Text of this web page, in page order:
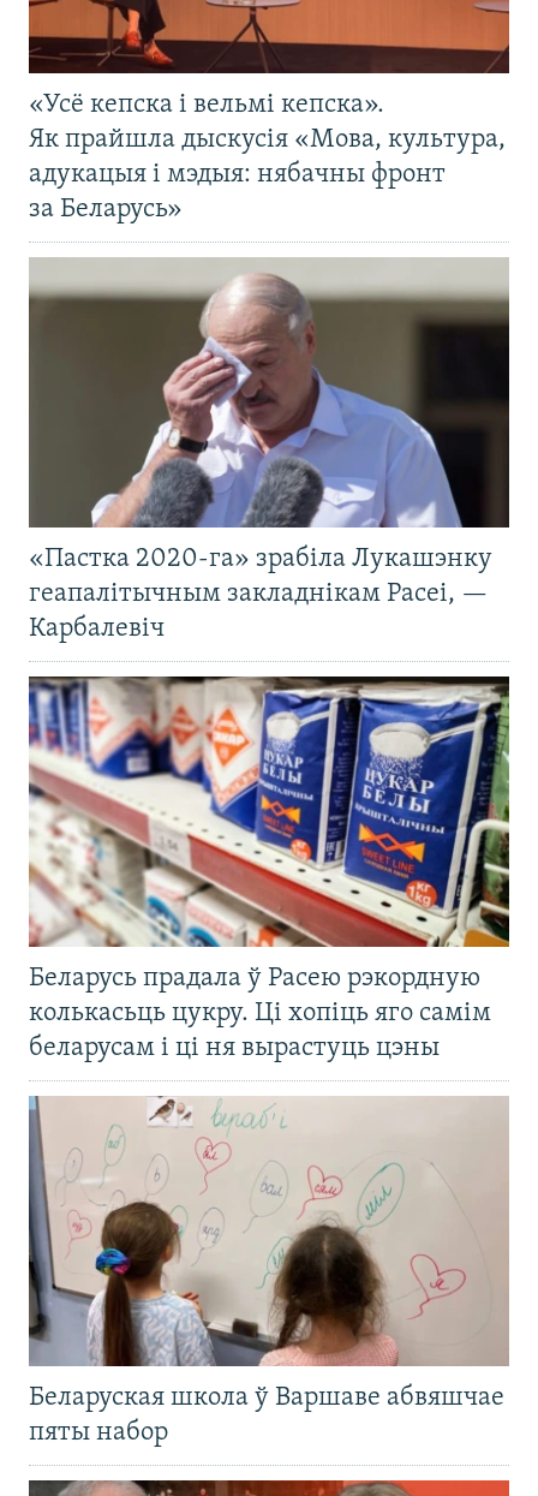
«Усё кепска і вельмі кепска».
Як прайшла дыскусія «Мова, культура,
адукацыя і мэдыя: нябачны фронт
за Беларусь»
«Пастка 2020-га» зрабіла Лукашэнку
геапалітычным закладнікам Расеі, —
Карбалевіч
Беларусь прадала ў Расею рэкордную
колькасьць цукру. Ці хопіць яго самім
беларусам і ці ня вырастуць цэны
Беларуская школа ў Варшаве абвяшчае
пяты набор